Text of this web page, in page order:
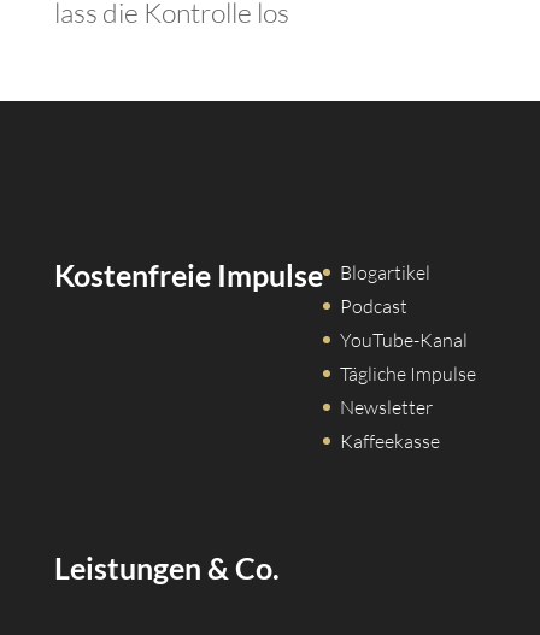
lass die Kontrolle los
Kostenfreie Impulse
Blogartikel
Podcast
YouTube-Kanal
Tägliche Impulse
Newsletter
Kaffeekasse
Leistungen & Co.